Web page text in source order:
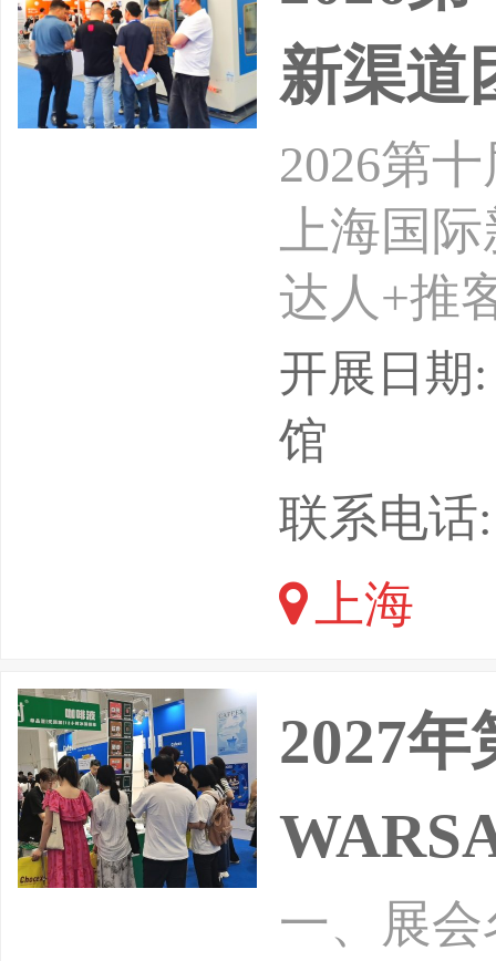
新渠道
2026第
上海国
达人+推
-26日地
介绍：
四届上
展会汇
业，
开展日期
馆
联系电话
上海
2027
一、展